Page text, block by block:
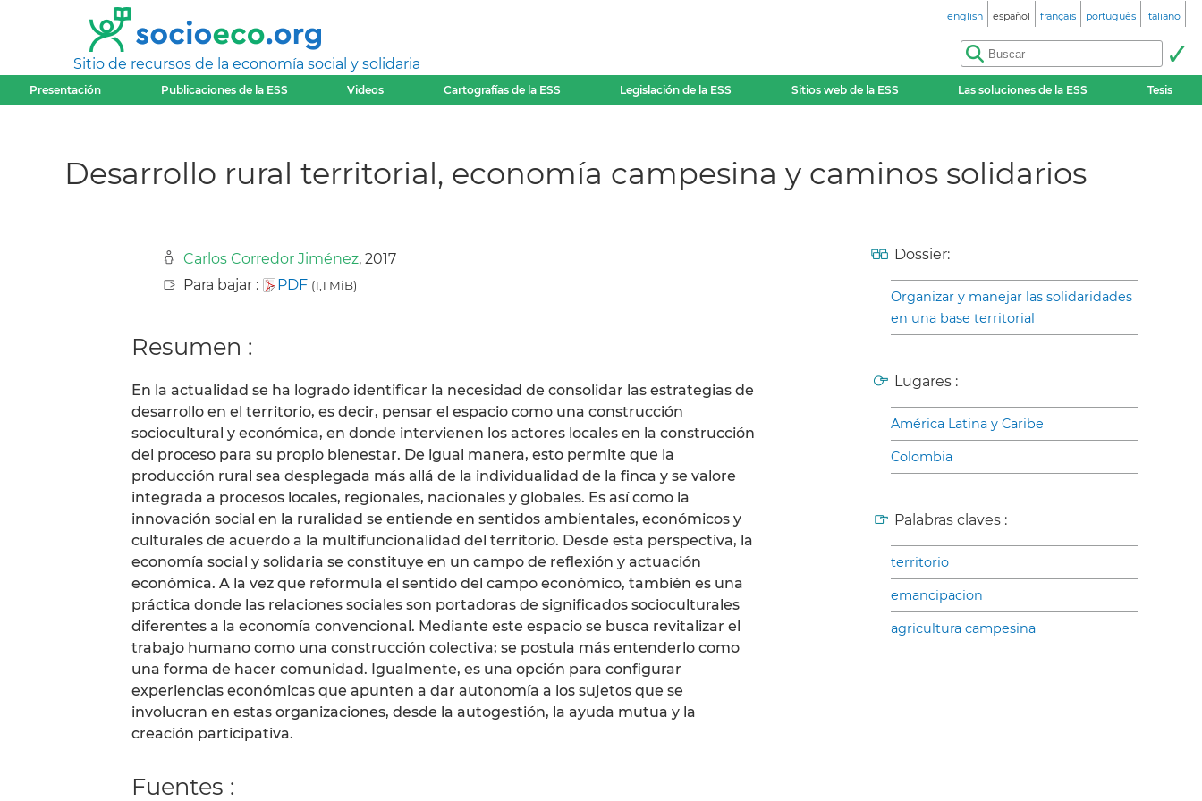
Sitio de recursos de la economía social y solidaria
english español français português italiano
Presentación Publicaciones de la ESS Videos Cartografías de la ESS Legislación de la ESS Sitios web de la ESS Las soluciones de la ESS Tesis
Desarrollo rural territorial, economía campesina y caminos solidarios
Carlos Corredor Jiménez, 2017
Para bajar :
PDF (1,1 MiB)
Resumen :
En la actualidad se ha logrado identificar la necesidad de consolidar las estrategias de
desarrollo en el territorio, es decir, pensar el espacio como una construcción
sociocultural y económica, en donde intervienen los actores locales en la construcción
del proceso para su propio bienestar. De igual manera, esto permite que la
producción rural sea desplegada más allá de la individualidad de la finca y se valore
integrada a procesos locales, regionales, nacionales y globales. Es así como la
innovación social en la ruralidad se entiende en sentidos ambientales, económicos y
culturales de acuerdo a la multifuncionalidad del territorio. Desde esta perspectiva, la
economía social y solidaria se constituye en un campo de reflexión y actuación
económica. A la vez que reformula el sentido del campo económico, también es una
práctica donde las relaciones sociales son portadoras de significados socioculturales
diferentes a la economía convencional. Mediante este espacio se busca revitalizar el
trabajo humano como una construcción colectiva; se postula más entenderlo como
una forma de hacer comunidad. Igualmente, es una opción para configurar
experiencias económicas que apunten a dar autonomía a los sujetos que se
involucran en estas organizaciones, desde la autogestión, la ayuda mutua y la
creación participativa.
Fuentes :
Dossier:
Organizar y manejar las solidaridades
en una base territorial
Lugares :
América Latina y Caribe
Colombia
Palabras claves :
territorio
emancipacion
agricultura campesina